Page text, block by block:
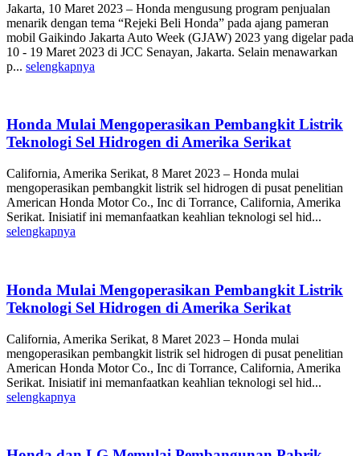
Jakarta, 10 Maret 2023 – Honda mengusung program penjualan
menarik dengan tema “Rejeki Beli Honda” pada ajang pameran
mobil Gaikindo Jakarta Auto Week (GJAW) 2023 yang digelar pada
10 - 19 Maret 2023 di JCC Senayan, Jakarta. Selain menawarkan
p... selengkapnya
Honda Mulai Mengoperasikan Pembangkit Listrik
Teknologi Sel Hidrogen di Amerika Serikat
California, Amerika Serikat, 8 Maret 2023 – Honda mulai
mengoperasikan pembangkit listrik sel hidrogen di pusat penelitian
American Honda Motor Co., Inc di Torrance, California, Amerika
Serikat. Inisiatif ini memanfaatkan keahlian teknologi sel hid...
selengkapnya
Honda Mulai Mengoperasikan Pembangkit Listrik
Teknologi Sel Hidrogen di Amerika Serikat
California, Amerika Serikat, 8 Maret 2023 – Honda mulai
mengoperasikan pembangkit listrik sel hidrogen di pusat penelitian
American Honda Motor Co., Inc di Torrance, California, Amerika
Serikat. Inisiatif ini memanfaatkan keahlian teknologi sel hid...
selengkapnya